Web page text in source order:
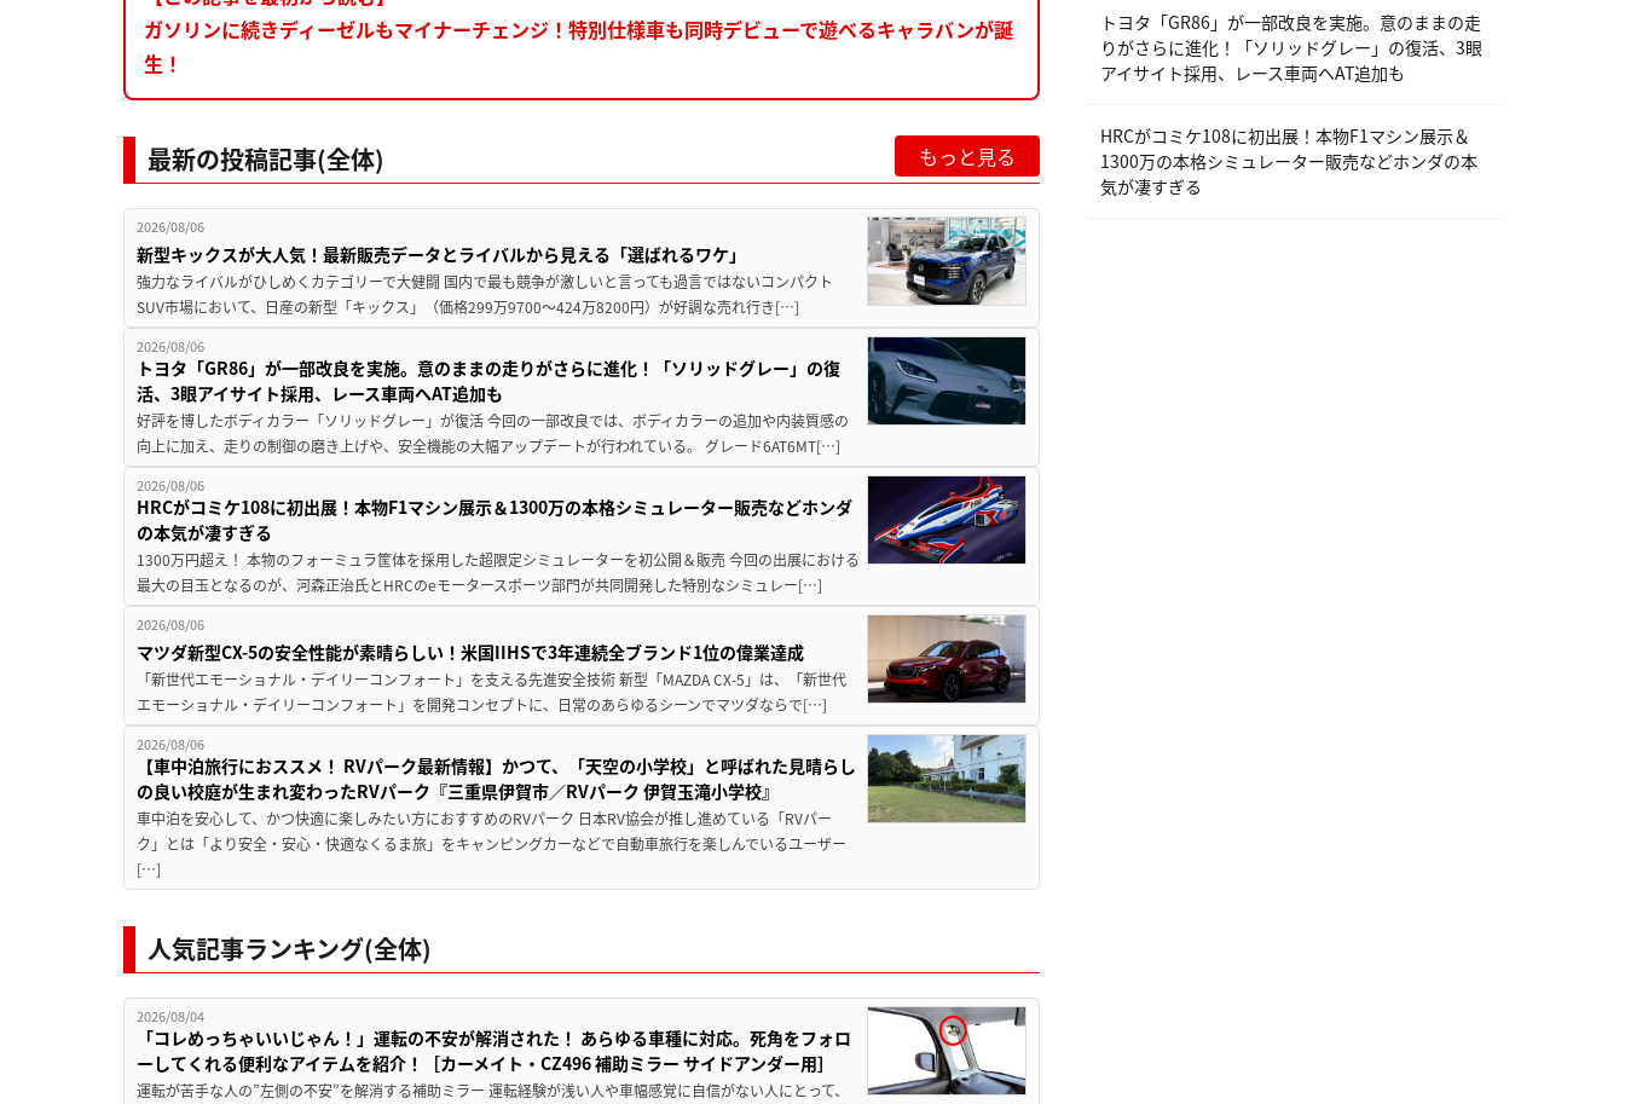
ガソリンに続きディーゼルもマイナーチェンジ！特別仕様車も同時デビューで遊べるキャラバンが誕
生！
最新の投稿記事(全体) もっと見る
2026/08/06
新型キックスが大人気！最新販売データとライバルから見える「選ばれるワケ」
強力なライバルがひしめくカテゴリーで大健闘 国内で最も競争が激しいと言っても過言ではないコンパクト
SUV市場において、日産の新型「キックス」（価格299万9700～424万8200円）が好調な売れ行き[…]
2026/08/06
トヨタ「GR86」が一部改良を実施。意のままの走りがさらに進化！「ソリッドグレー」の復
活、3眼アイサイト採用、レース車両へAT追加も
好評を博したボディカラー「ソリッドグレー」が復活 今回の一部改良では、ボディカラーの追加や内装質感の
向上に加え、走りの制御の磨き上げや、安全機能の大幅アップデートが行われている。 グレード6AT6MT[…]
2026/08/06
HRCがコミケ108に初出展！本物F1マシン展示＆1300万の本格シミュレーター販売などホンダ
の本気が凄すぎる
1300万円超え！ 本物のフォーミュラ筐体を採用した超限定シミュレーターを初公開＆販売 今回の出展における
最大の目玉となるのが、河森正治氏とHRCのeモータースポーツ部門が共同開発した特別なシミュレー[…]
2026/08/06
マツダ新型CX-5の安全性能が素晴らしい！米国IIHSで3年連続全ブランド1位の偉業達成
「新世代エモーショナル・デイリーコンフォート」を支える先進安全技術 新型「MAZDA CX-5」は、「新世代
エモーショナル・デイリーコンフォート」を開発コンセプトに、日常のあらゆるシーンでマツダならで[…]
2026/08/06
【車中泊旅行におススメ！ RVパーク最新情報】かつて、「天空の小学校」と呼ばれた見晴らし
の良い校庭が生まれ変わったRVパーク『三重県伊賀市／RVパーク 伊賀玉滝小学校』
車中泊を安心して、かつ快適に楽しみたい方におすすめのRVパーク 日本RV協会が推し進めている「RVパー
ク」とは「より安全・安心・快適なくるま旅」をキャンピングカーなどで自動車旅行を楽しんでいるユーザー
[…]
人気記事ランキング(全体)
2026/08/04
「コレめっちゃいいじゃん！」運転の不安が解消された！ あらゆる車種に対応。死角をフォロ
ーしてくれる便利なアイテムを紹介！［カーメイト・CZ496 補助ミラー サイドアンダー用］
運転が苦手な人の”左側の不安”を解消する補助ミラー 運転経験が浅い人や車幅感覚に自信がない人にとって、
トヨタ「GR86」が一部改良を実施。意のままの走
りがさらに進化！「ソリッドグレー」の復活、3眼
アイサイト採用、レース車両へAT追加も
HRCがコミケ108に初出展！本物F1マシン展示＆
1300万の本格シミュレーター販売などホンダの本
気が凄すぎる